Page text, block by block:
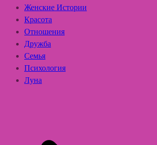
Женские Истории
Красота
Отношения
Дружба
Семья
Психология
Луна